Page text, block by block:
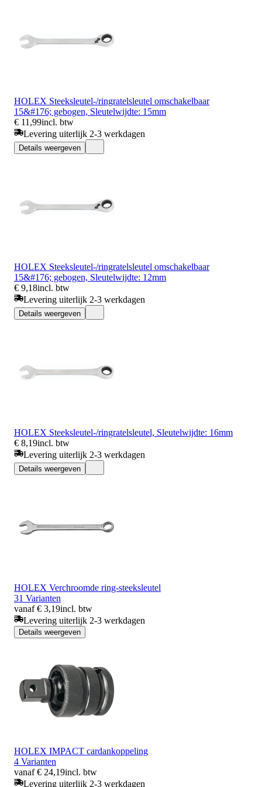
HOLEX Steeksleutel-/ringratelsleutel omschakelbaar
15&#176; gebogen, Sleutelwijdte: 15mm
€ 11,99incl. btw
Levering uiterlijk 2-3 werkdagen
Details weergeven
HOLEX Steeksleutel-/ringratelsleutel omschakelbaar
15&#176; gebogen, Sleutelwijdte: 12mm
€ 9,18incl. btw
Levering uiterlijk 2-3 werkdagen
Details weergeven
HOLEX Steeksleutel-/ringratelsleutel, Sleutelwijdte: 16mm
€ 8,19incl. btw
Levering uiterlijk 2-3 werkdagen
Details weergeven
HOLEX Verchroomde ring-steeksleutel
31 Varianten
vanaf € 3,19incl. btw
Levering uiterlijk 2-3 werkdagen
Details weergeven
HOLEX IMPACT cardankoppeling
4 Varianten
vanaf € 24,19incl. btw
Levering uiterlijk 2-3 werkdagen